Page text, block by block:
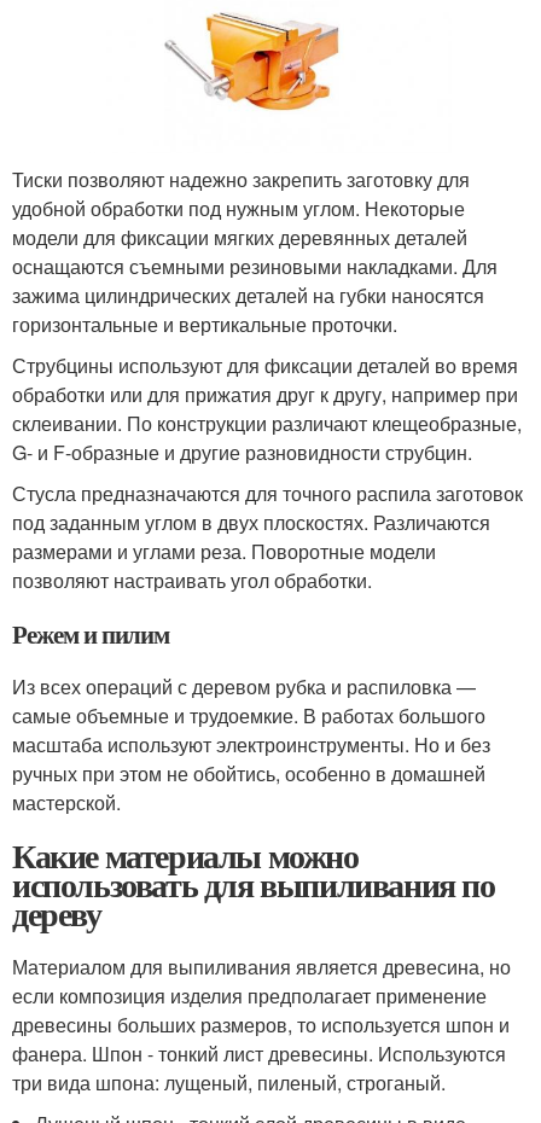
Тиски позволяют надежно закрепить заготовку для
удобной обработки под нужным углом. Некоторые
модели для фиксации мягких деревянных деталей
оснащаются съемными резиновыми накладками. Для
зажима цилиндрических деталей на губки наносятся
горизонтальные и вертикальные проточки.
Струбцины используют для фиксации деталей во время
обработки или для прижатия друг к другу, например при
склеивании. По конструкции различают клещеобразные,
G- и F-образные и другие разновидности струбцин.
Стусла предназначаются для точного распила заготовок
под заданным углом в двух плоскостях. Различаются
размерами и углами реза. Поворотные модели
позволяют настраивать угол обработки.
Режем и пилим
Из всех операций с деревом рубка и распиловка —
самые объемные и трудоемкие. В работах большого
масштаба используют электроинструменты. Но и без
ручных при этом не обойтись, особенно в домашней
мастерской.
Какие материалы можно
использовать для выпиливания по
дереву
Материалом для выпиливания является древесина, но
если композиция изделия предполагает применение
древесины больших размеров, то используется шпон и
фанера. Шпон - тонкий лист древесины. Используются
три вида шпона: лущеный, пиленый, строганый.